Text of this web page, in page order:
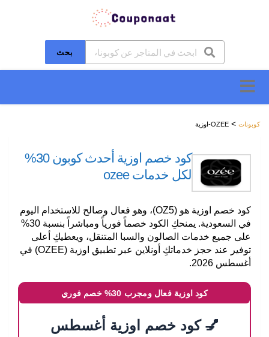
بحث
إلى
المحتوى
كوبونات > OZEE-اوزية
كود خصم اوزية أحدث كوبون 30%
لكل خدمات ozee
كود خصم اوزية هو (OZ5)، وهو فعال وصالح للاستخدام اليوم
في السعودية. يمنحكِ الكود خصماً فورياً ومباشراً بنسبة 30%
على جميع خدمات الصالون والسبا المتنقل، ويعطيكِ أعلى
توفير عند حجز خدماتكِ أونلاين عبر تطبيق اوزية (OZEE) في
أغسطس 2026.
كود اوزية فعال ومجرب 30% خصم فوري
💅 كود خصم اوزية أغسطس